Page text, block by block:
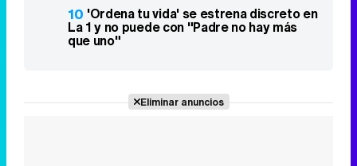
10 'Ordena tu vida' se estrena discreto en
La 1 y no puede con "Padre no hay más
que uno"
Eliminar anuncios